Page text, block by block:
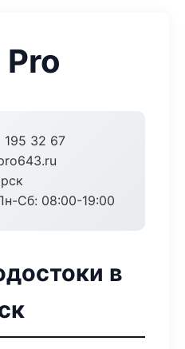
195 32 67
Сб: 08:00-19:00
в